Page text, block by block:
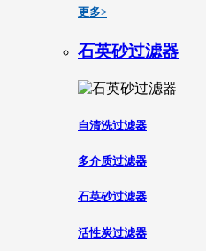
更多>
石英砂过滤器
自清洗过滤器
多介质过滤器
石英砂过滤器
活性炭过滤器